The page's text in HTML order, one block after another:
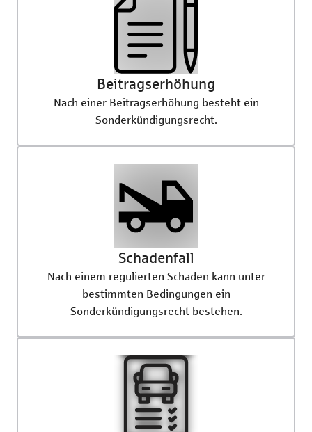
Beitragserhöhung
Nach einer Beitragserhöhung besteht ein
Sonderkündigungsrecht.
Schadenfall
Nach einem regulierten Schaden kann unter
bestimmten Bedingungen ein
Sonderkündigungsrecht bestehen.